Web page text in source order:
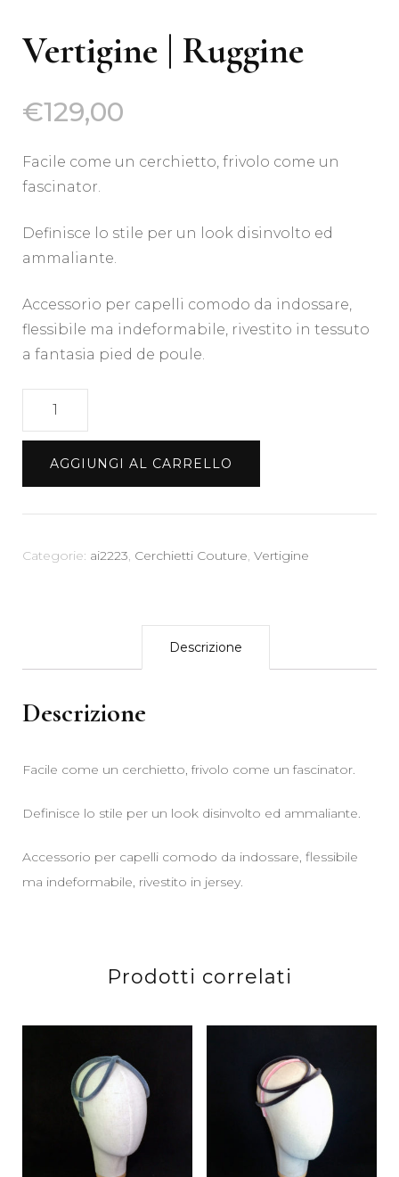
Vertigine | Ruggine
€129,00
Facile come un cerchietto, frivolo come un
fascinator.
Definisce lo stile per un look disinvolto ed
ammaliante.
Accessorio per capelli comodo da indossare,
flessibile ma indeformabile, rivestito in tessuto
a fantasia pied de poule.
Vertigine
AGGIUNGI AL CARRELLO
Categorie: ai2223, Cerchietti Couture, Vertigine
Descrizione
Descrizione
Facile come un cerchietto, frivolo come un fascinator.
Definisce lo stile per un look disinvolto ed ammaliante.
Accessorio per capelli comodo da indossare, flessibile
ma indeformabile, rivestito in jersey.
Prodotti correlati